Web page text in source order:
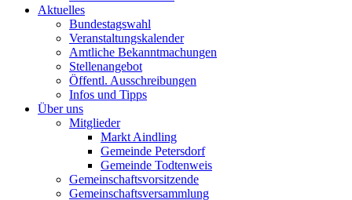
Aktuelles
Bundestagswahl
Veranstaltungskalender
Amtliche Bekanntmachungen
Stellenangebot
Öffentl. Ausschreibungen
Infos und Tipps
Über uns
Mitglieder
Markt Aindling
Gemeinde Petersdorf
Gemeinde Todtenweis
Gemeinschaftsvorsitzende
Gemeinschaftsversammlung